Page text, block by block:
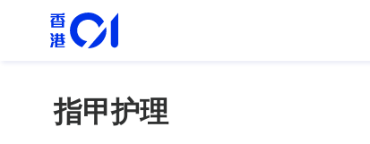
指甲护理